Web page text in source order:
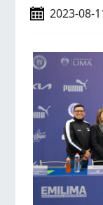
2023-08-